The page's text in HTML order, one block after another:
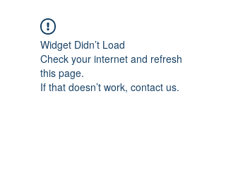
Widget Didn’t Load
Check your internet and refresh
this page.
If that doesn’t work, contact us.